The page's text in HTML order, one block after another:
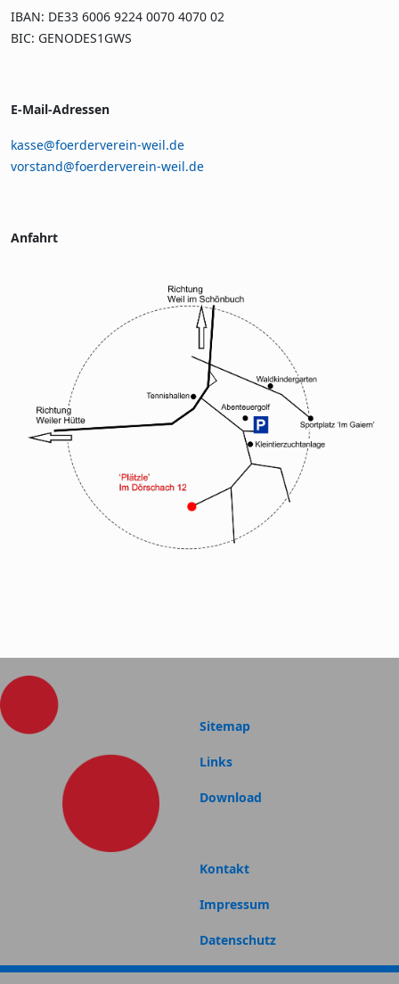
IBAN: DE33 6006 9224 0070 4070 02
BIC: GENODES1GWS
E-Mail-Adressen
kasse@foerderverein-weil.de
vorstand@foerderverein-weil.de
Anfahrt
Sitemap
Links
Download
Kontakt
Impressum
Datenschutz